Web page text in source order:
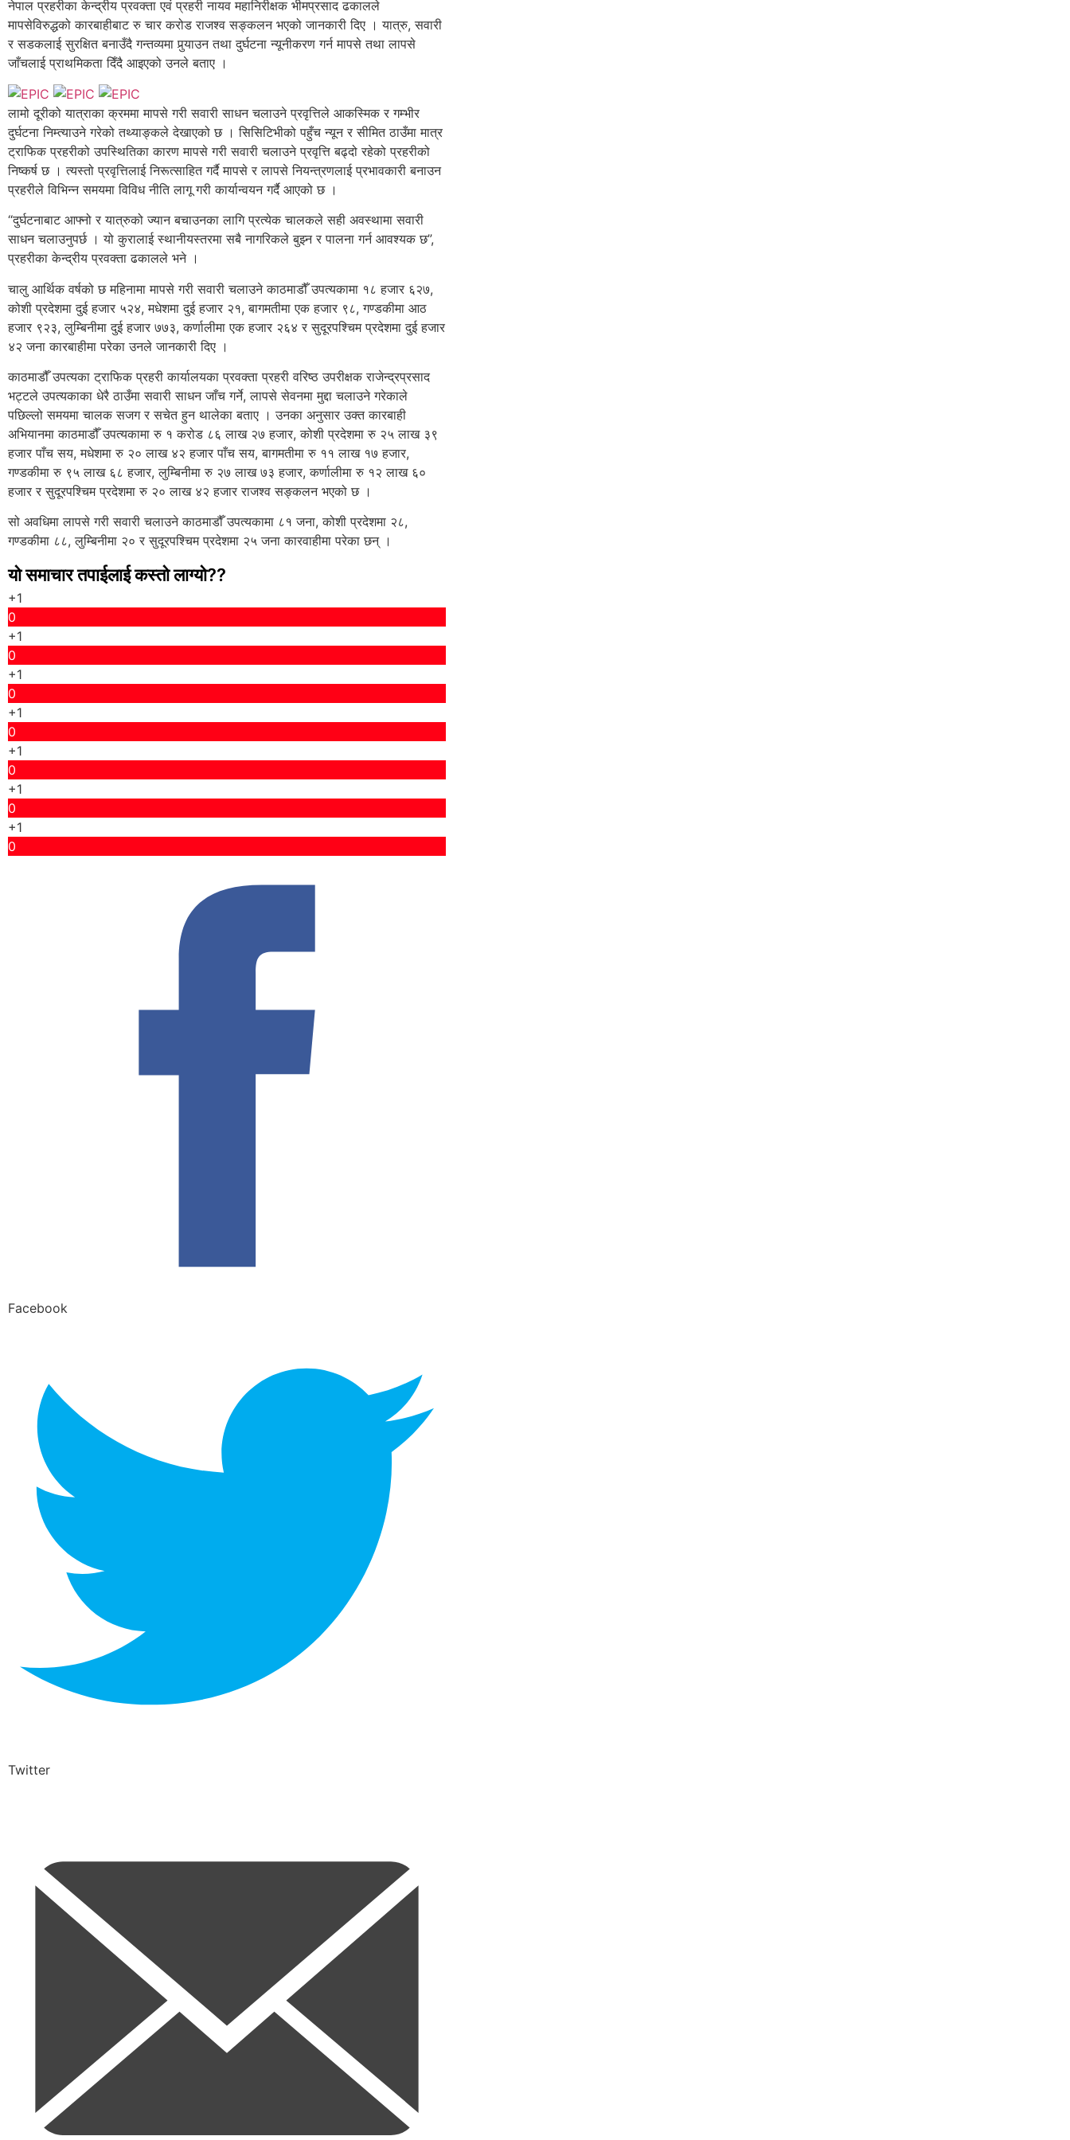
नेपाल प्रहरीका केन्द्रीय प्रवक्ता एवं प्रहरी नायव महानिरीक्षक भीमप्रसाद ढकालले
मापसेविरुद्धको कारबाहीबाट रु चार करोड राजश्व सङ्कलन भएको जानकारी दिए । यात्रु, सवारी
र सडकलाई सुरक्षित बनाउँदै गन्तव्यमा पुर्‍याउन तथा दुर्घटना न्यूनीकरण गर्न मापसे तथा लापसे
जाँचलाई प्राथमिकता दिँदै आइएको उनले बताए ।
लामो दूरीको यात्राका क्रममा मापसे गरी सवारी साधन चलाउने प्रवृत्तिले आकस्मिक र गम्भीर
दुर्घटना निम्त्याउने गरेको तथ्याङ्कले देखाएको छ । सिसिटिभीको पहुँच न्यून र सीमित ठाउँमा मात्र
ट्राफिक प्रहरीको उपस्थितिका कारण मापसे गरी सवारी चलाउने प्रवृत्ति बढ्दो रहेको प्रहरीको
निष्कर्ष छ । त्यस्तो प्रवृत्तिलाई निरूत्साहित गर्दै मापसे र लापसे नियन्त्रणलाई प्रभावकारी बनाउन
प्रहरीले विभिन्न समयमा विविध नीति लागू गरी कार्यान्वयन गर्दै आएको छ ।
“दुर्घटनाबाट आफ्नो र यात्रुको ज्यान बचाउनका लागि प्रत्येक चालकले सही अवस्थामा सवारी
साधन चलाउनुपर्छ । यो कुरालाई स्थानीयस्तरमा सबै नागरिकले बुझ्न र पालना गर्न आवश्यक छ”,
प्रहरीका केन्द्रीय प्रवक्ता ढकालले भने ।
चालु आर्थिक वर्षको छ महिनामा मापसे गरी सवारी चलाउने काठमाडौँ उपत्यकामा १८ हजार ६२७,
कोशी प्रदेशमा दुई हजार ५२४, मधेशमा दुई हजार २१, बागमतीमा एक हजार ९८, गण्डकीमा आठ
हजार ९२३, लुम्बिनीमा दुई हजार ७७३, कर्णालीमा एक हजार २६४ र सुदूरपश्चिम प्रदेशमा दुई हजार
४२ जना कारबाहीमा परेका उनले जानकारी दिए ।
काठमाडौँ उपत्यका ट्राफिक प्रहरी कार्यालयका प्रवक्ता प्रहरी वरिष्ठ उपरीक्षक राजेन्द्रप्रसाद
भट्टले उपत्यकाका धेरै ठाउँमा सवारी साधन जाँच गर्ने, लापसे सेवनमा मुद्दा चलाउने गरेकाले
पछिल्लो समयमा चालक सजग र सचेत हुन थालेका बताए । उनका अनुसार उक्त कारबाही
अभियानमा काठमाडौँ उपत्यकामा रु १ करोड ८६ लाख २७ हजार, कोशी प्रदेशमा रु २५ लाख ३९
हजार पाँच सय, मधेशमा रु २० लाख ४२ हजार पाँच सय, बागमतीमा रु ११ लाख १७ हजार,
गण्डकीमा रु ९५ लाख ६८ हजार, लुम्बिनीमा रु २७ लाख ७३ हजार, कर्णालीमा रु १२ लाख ६०
हजार र सुदूरपश्चिम प्रदेशमा रु २० लाख ४२ हजार राजश्व सङ्कलन भएको छ ।
सो अवधिमा लापसे गरी सवारी चलाउने काठमाडौँ उपत्यकामा ८१ जना, कोशी प्रदेशमा २८,
गण्डकीमा ८८, लुम्बिनीमा २० र सुदूरपश्चिम प्रदेशमा २५ जना कारवाहीमा परेका छन् ।
यो समाचार तपाईलाई कस्तो लाग्यो??
+1
0
+1
0
+1
0
+1
0
+1
0
+1
0
+1
0
Facebook
Twitter